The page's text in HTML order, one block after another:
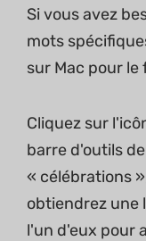
Si vous avez
mots
sur Mac pour le
Cliquez sur
barre d'outils
« célébrations
obtiendrez une
l'un d'eux pour